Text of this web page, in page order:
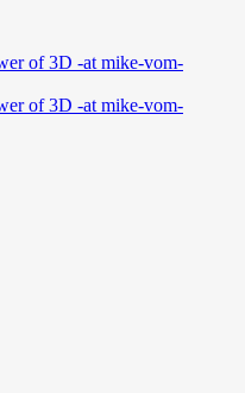
of 3D -at mike-vom-
of 3D -at mike-vom-